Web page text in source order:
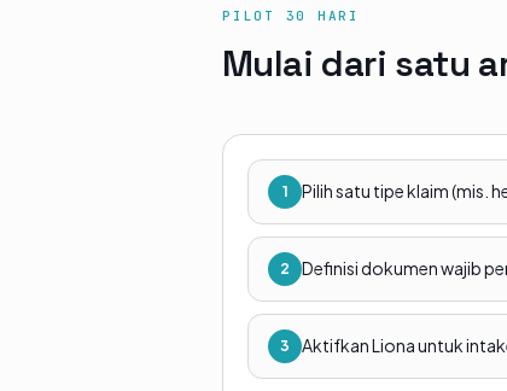
PILOT 30 HARI
Mulai dari satu
1 Pilih satu tipe klaim (mis.
2 Definisi dokumen wajib
3 Aktifkan Liona untuk